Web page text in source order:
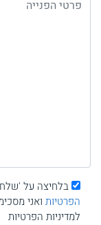
בלחיצה על
הפרטיות ואני
למדיניות הפרטיות